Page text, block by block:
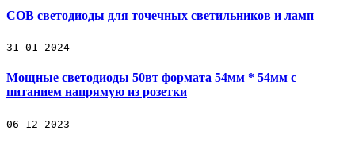
COB светодиоды для точечных светильников и ламп
31-01-2024
Мощные светодиоды 50вт формата 54мм * 54мм с
питанием напрямую из розетки
06-12-2023